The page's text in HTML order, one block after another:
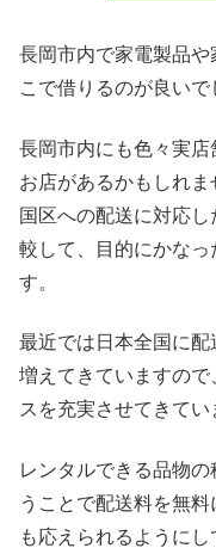
長岡市内で家電製品
こで借りるのが良いで
長岡市内にも色々実
お店があるかもしれ
国区への配送に対応
較して、目的にかな
す。
最近では日本全国に
増えてきていますの
スを充実させてきてい
レンタルできる品物
うことで配送料を無
も応えられるように